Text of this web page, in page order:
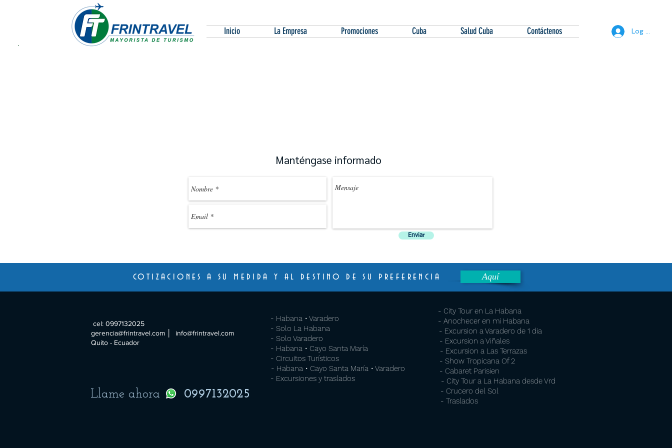
Inicio La Empresa Promociones Cuba Salud Cuba Contáctenos Log In
Manténgase informado
Enviar
cotizaciones a su medida y al destino de su preferencia Aquí
cel: 0997132025
gerencia@frintravel.com
info@frintravel.com
Quito - Ecuador
Llame ahora 0997132025
- Habana • Varadero
- Solo La Habana
- Solo Varadero
- Habana • Cayo Santa María
- Circuitos Turísticos
- Habana • Cayo Santa María • Varadero
- Excursiones y traslados
- City Tour en La Habana
- Anochecer en mi Habana
- Excursion a Varadero de 1 dia
- Excursion a Viñales
- Excursion a Las Terrazas
- Show Tropicana Of 2
- Cabaret Parisien
- City Tour a La Habana desde Vrd
- Crucero del Sol
- Traslados